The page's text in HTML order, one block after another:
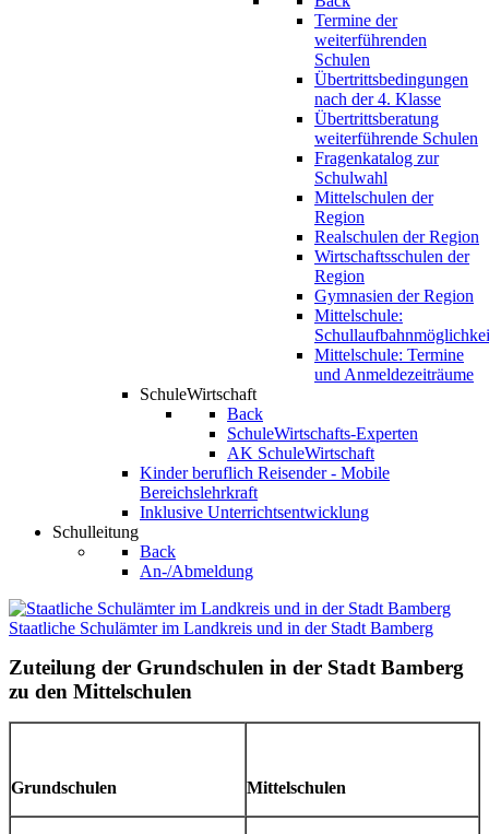
Termine der
weiterführenden
Schulen
Übertrittsbedingungen
nach der 4. Klasse
Übertrittsberatung
weiterführende Schulen
Fragenkatalog zur
Schulwahl
Mittelschulen der
Region
Realschulen der Region
Wirtschaftsschulen der
Region
Gymnasien der Region
Mittelschule:
Mittelschule: Termine
und Anmeldezeiträume
SchuleWirtschaft
Back
SchuleWirtschafts-Experten
AK SchuleWirtschaft
Kinder beruflich Reisender - Mobile
Bereichslehrkraft
Inklusive Unterrichtsentwicklung
Schulleitung
Back
An-/Abmeldung
Staatliche Schulämter im Landkreis und in der Stadt Bamberg
Zuteilung der Grundschulen in der Stadt Bamberg
zu den Mittelschulen
Grundschulen Mittelschulen